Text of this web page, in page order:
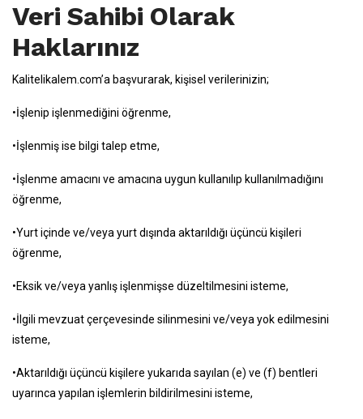
Veri Sahibi Olarak
Haklarınız
Kalitelikalem.com’a başvurarak, kişisel verilerinizin;
•İşlenip işlenmediğini öğrenme,
•İşlenmiş ise bilgi talep etme,
•İşlenme amacını ve amacına uygun kullanılıp kullanılmadığını
öğrenme,
•Yurt içinde ve/veya yurt dışında aktarıldığı üçüncü kişileri
öğrenme,
•Eksik ve/veya yanlış işlenmişse düzeltilmesini isteme,
•İlgili mevzuat çerçevesinde silinmesini ve/veya yok edilmesini
isteme,
•Aktarıldığı üçüncü kişilere yukarıda sayılan (e) ve (f) bentleri
uyarınca yapılan işlemlerin bildirilmesini isteme,